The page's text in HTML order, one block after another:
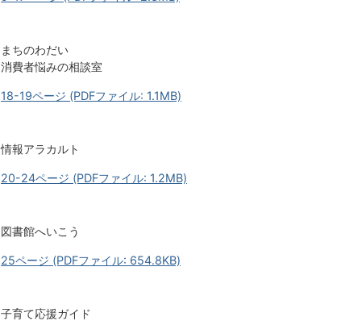
まちのわだい
消費者悩みの相談室
18-19ページ (PDFファイル: 1.1MB)
情報アラカルト
20-24ページ (PDFファイル: 1.2MB)
図書館へいこう
25ページ (PDFファイル: 654.8KB)
子育て応援ガイド